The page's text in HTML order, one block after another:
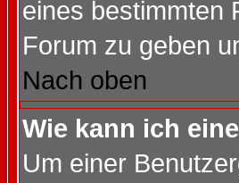
eines bestimmten
Forum zu geben
Nach oben
Wie kann ich
Um einer